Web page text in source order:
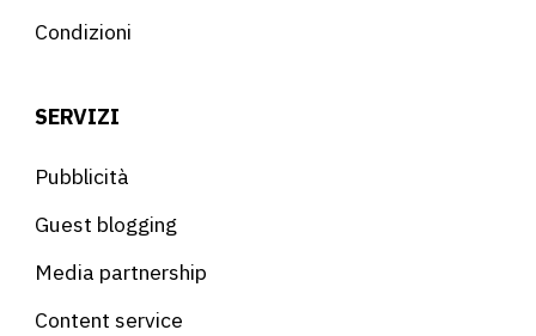
Condizioni
SERVIZI
Pubblicità
Guest blogging
Media partnership
Content service